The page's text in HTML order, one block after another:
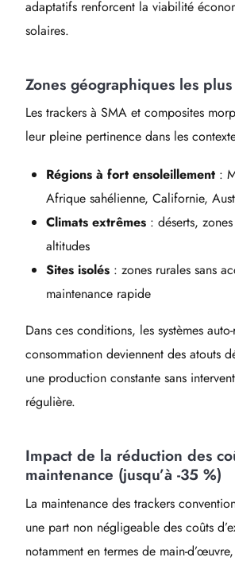
adaptatifs renforcent la viabilité
solaires.
Zones géographiques les
Les trackers à SMA et composites
leur pleine pertinence dans les
Régions à fort ensoleillement :
Afrique sahélienne, Californie,
Climats extrêmes : déserts,
altitudes
Sites isolés : zones rurales sans
maintenance rapide
Dans ces conditions, les systèmes
consommation deviennent des atouts
une production constante sans
régulière.
Impact de la réduction des
maintenance (jusqu’à -35 %)
La maintenance des trackers
une part non négligeable des coûts
notamment en termes de main-